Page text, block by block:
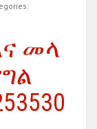
መላ